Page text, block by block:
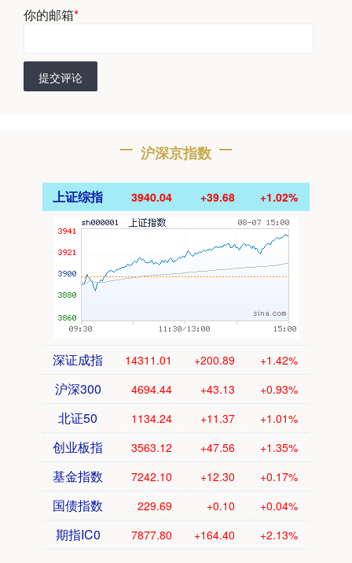
你的邮箱*
提交评论
沪深京指数
上证综指 3940.04 +39.68 +1.02%
深证成指 14311.01 +200.89 +1.42%
沪深300 4694.44 +43.13 +0.93%
北证50 1134.24 +11.37 +1.01%
创业板指 3563.12 +47.56 +1.35%
基金指数 7242.10 +12.30 +0.17%
国债指数 229.69 +0.10 +0.04%
期指IC0 7877.80 +164.40 +2.13%